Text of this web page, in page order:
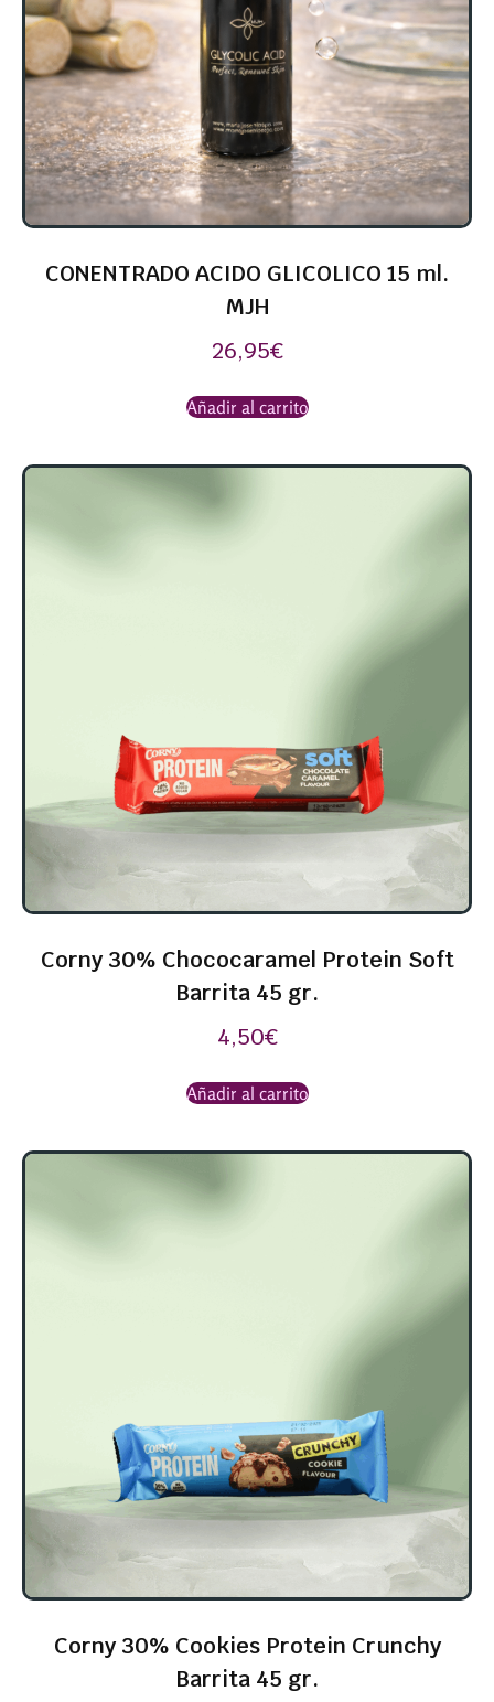
CONENTRADO ACIDO GLICOLICO 15 ml.
MJH
26,95€
Añadir al carrito
Corny 30% Chococaramel Protein Soft
Barrita 45 gr.
4,50€
Añadir al carrito
Corny 30% Cookies Protein Crunchy
Barrita 45 gr.